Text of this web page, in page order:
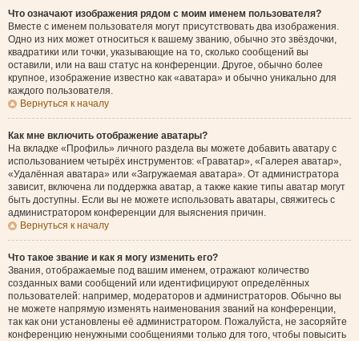
Что означают изображения рядом с моим именем пользователя?
Вместе с именем пользователя могут присутствовать два изображения.
Одно из них может относиться к вашему званию, обычно это звёздочки,
квадратики или точки, указывающие на то, сколько сообщений вы
оставили, или на ваш статус на конференции. Другое, обычно более
крупное, изображение известно как «аватара» и обычно уникально для
каждого пользователя.
Вернуться к началу
Как мне включить отображение аватары?
На вкладке «Профиль» личного раздела вы можете добавить аватару с
использованием четырёх инструментов: «Граватар», «Галерея аватар»,
«Удалённая аватара» или «Загружаемая аватара». От администратора
зависит, включена ли поддержка аватар, а также какие типы аватар могут
быть доступны. Если вы не можете использовать аватары, свяжитесь с
администратором конференции для выяснения причин.
Вернуться к началу
Что такое звание и как я могу изменить его?
Звания, отображаемые под вашим именем, отражают количество
созданных вами сообщений или идентифицируют определённых
пользователей: например, модераторов и администраторов. Обычно вы
не можете напрямую изменять наименования званий на конференции,
так как они установлены её администратором. Пожалуйста, не засоряйте
конференцию ненужными сообщениями только для того, чтобы повысить